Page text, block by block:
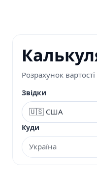
Розрахунок
Звідки
Куди